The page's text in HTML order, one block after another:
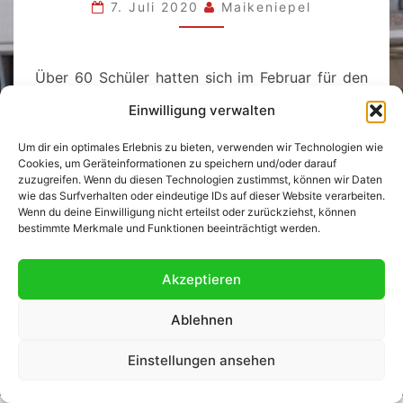
Einwilligung verwalten
Um dir ein optimales Erlebnis zu bieten, verwenden wir Technologien wie
Cookies, um Geräteinformationen zu speichern und/oder darauf
zuzugreifen. Wenn du diesen Technologien zustimmst, können wir Daten
wie das Surfverhalten oder eindeutige IDs auf dieser Website verarbeiten.
Wenn du deine Einwilligung nicht erteilst oder zurückziehst, können
bestimmte Merkmale und Funktionen beeinträchtigt werden.
Akzeptieren
Ablehnen
Einstellungen ansehen
7. Juli 2020 Maikeniepel
Über 60 Schüler hatten sich im Februar für den
Wettbewerb „The Big Challenge“ angemeldet.
Mit Spannung wurde dem Wettbewerb
entgegengefiebert, aber dann kam alles anders.
Das Corona-Virus machte allen einen Strich
durch die Rechnung und der Wettbewerb wurde
nach Hause verschoben.
Stolz präsentiert von WordPress
Nisarg